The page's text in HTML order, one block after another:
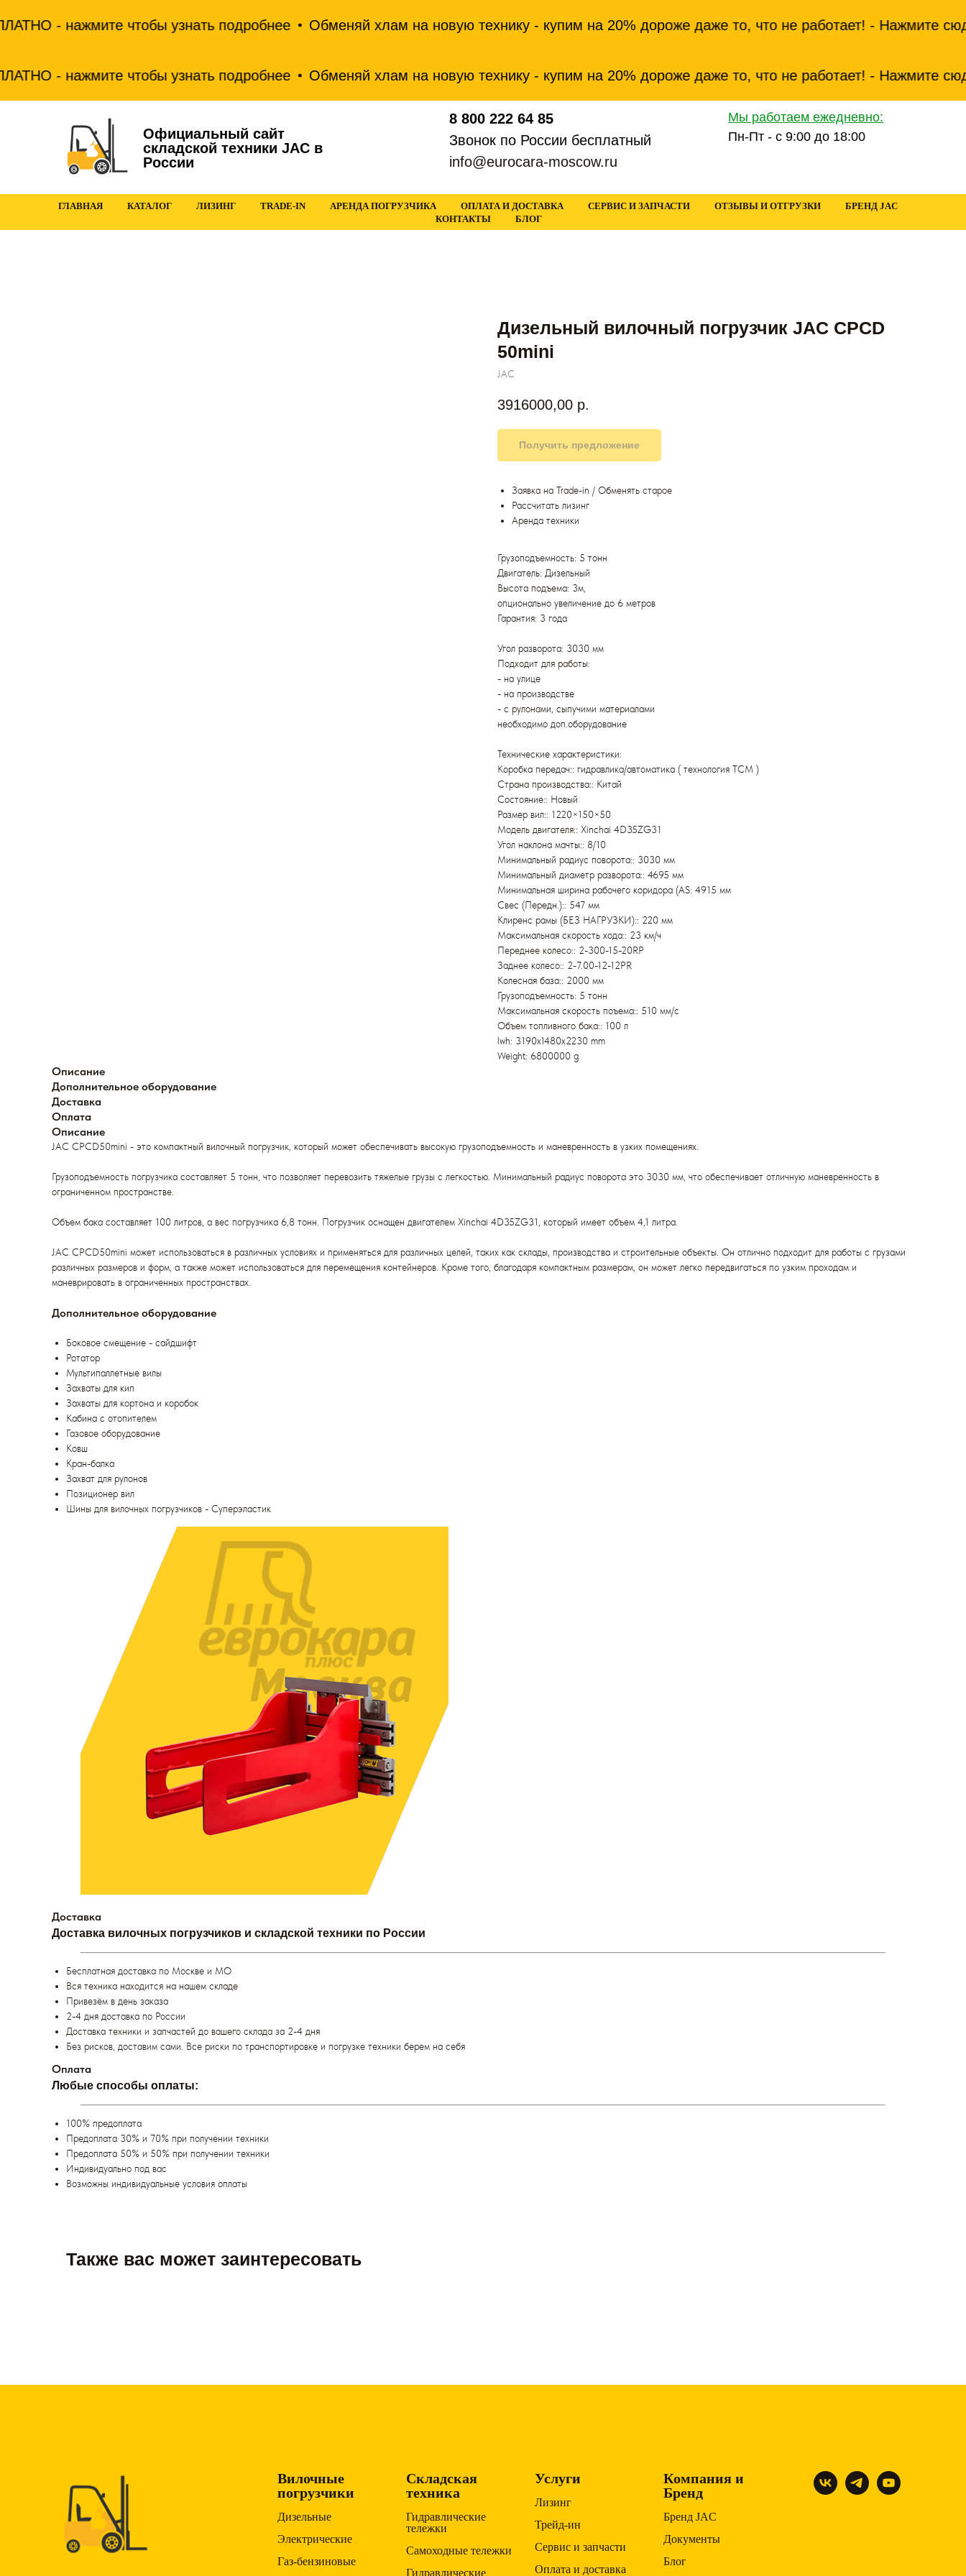
- нажмите чтобы узнать подробнее Обменяй хлам на новую технику - купим на 20% дороже даже то, что не работает! - Нажмите сюда
- нажмите чтобы узнать подробнее Обменяй хлам на новую технику - купим на 20% дороже даже то, что не работает! - Нажмите сюда
8 800 222 64 85
Звонок по России бесплатный
info@eurocara-moscow.ru
Мы работаем ежедневно:
Пн-Пт - с 9:00 до 18:00
Официальный сайт
складской техники JAC в
России
ГЛАВНАЯ КАТАЛОГ ЛИЗИНГ TRADE-IN АРЕНДА ПОГРУЗЧИКА ОПЛАТА И ДОСТАВКА СЕРВИС И ЗАПЧАСТИ ОТЗЫВЫ И ОТГРУЗКИ
БРЕНД JAC
КОНТАКТЫ
БЛОГ
Дизельный вилочный погрузчик JAC CPCD
50mini
JAC
3916000,00 р.
Получить предложение
Заявка на Trade-in / Обменять старое
Рассчитать лизинг
Аренда техники
Грузоподъемность: 5 тонн
Двигатель: Дизельный
Высота подъема: 3м,
опционально увеличение до 6 метров
Гарантия: 3 года
Угол разворота: 3030 мм
Подходит для работы:
- на улице
- на производстве
- с рулонами, сыпучими материалами
необходимо доп.оборудование
Технические характеристики:
Коробка передач:: гидравлика/автоматика ( технология TCM )
Страна производства:: Китай
Состояние:: Новый
Размер вил:: 1220×150×50
Модель двигателя:: Xinchai 4D35ZG31
Угол наклона мачты:: 8/10
Минимальный радиус поворота:: 3030 мм
Минимальный диаметр разворота:: 4695 мм
Минимальная ширина рабочего коридора (AS: 4915 мм
Свес (Передн.):: 547 мм
Клиренс рамы (БЕЗ НАГРУЗКИ):: 220 мм
Максимальная скорость хода:: 23 км/ч
Переднее колесо:: 2-300-15-20RP
Заднее колесо:: 2-7.00-12-12PR
Колесная база:: 2000 мм
Грузоподъемность: 5 тонн
Максимальная скорость поъема:: 510 мм/с
Объем топливного бака:: 100 л
lwh: 3190x1480x2230 mm
Weight: 6800000 g
Описание
Дополнительное оборудование
Доставка
Оплата
Описание
JAC CPCD50mini - это компактный вилочный погрузчик, который может обеспечивать высокую грузоподъемность и маневренность в узких помещениях.
Грузоподъемность погрузчика составляет 5 тонн, что позволяет перевозить тяжелые грузы с легкостью. Минимальный радиус поворота это 3030 мм, что обеспечивает отличную маневренность в
ограниченном пространстве.
Объем бака составляет 100 литров, а вес погрузчика 6,8 тонн. Погрузчик оснащен двигателем Xinchai 4D35ZG31, который имеет объем 4,1 литра.
JAC CPCD50mini может использоваться в различных условиях и применяться для различных целей, таких как склады, производства и строительные объекты. Он отлично подходит для работы с грузами
различных размеров и форм, а также может использоваться для перемещения контейнеров. Кроме того, благодаря компактным размерам, он может легко передвигаться по узким проходам и
маневрировать в ограниченных пространствах.
Дополнительное оборудование
Боковое смещение - сайдшифт
Ротатор
Мультипаллетные вилы
Захваты для кип
Захваты для кортона и коробок
Кабина с отопителем
Газовое оборудование
Ковш
Кран-балка
Захват для рулонов
Позиционер вил
Шины для вилочных погрузчиков - Суперэластик
Доставка
Доставка вилочных погрузчиков и складской техники по России
Бесплатная доставка по Москве и МО
Вся техника находится на нашем складе
Привезём в день заказа
2-4 дня доставка по России
Доставка техники и запчастей до вашего склада за 2-4 дня
Без рисков, доставим сами. Все риски по транспортировке и погрузке техники берем на себя
Оплата
Любые способы оплаты:
100% предоплата
Предоплата 30% и 70% при получении техники
Предоплата 50% и 50% при получении техники
Индивидуально под вас
Возможны индивидуальные условия оплаты
Также вас может заинтересовать
Вилочные
погрузчики
Дизельные
Электрические
Газ-бензиновые
Складская
техника
Гидравлические
тележки
Самоходные тележки
Гидравлические
Услуги
Лизинг
Трейд-ин
Сервис и запчасти
Оплата и доставка
Компания и
Бренд
Бренд JAC
Документы
Блог